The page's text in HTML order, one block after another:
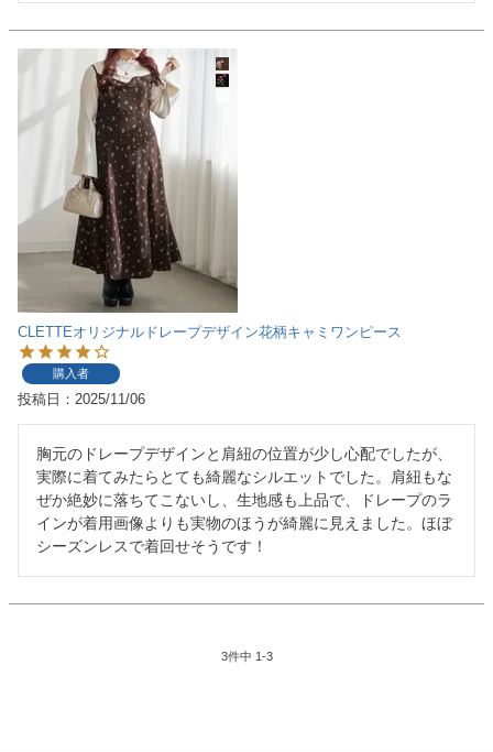
CLETTEオリジナルドレープデザイン花柄キャミワンピース
購入者
投稿日 2025/11/06
胸元のドレープデザインと肩紐の位置が少し心配でしたが、
実際に着てみたらとても綺麗なシルエットでした。肩紐もな
ぜか絶妙に落ちてこないし、生地感も上品で、ドレープのラ
インが着用画像よりも実物のほうが綺麗に見えました。ほぼ
シーズンレスで着回せそうです！
3件中 1-3